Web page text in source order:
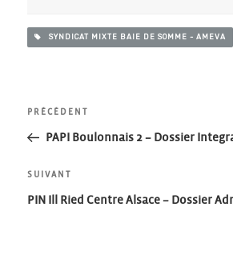
SYNDICAT MIXTE BAIE DE SOMME - AMEVA
Navigation
l’article
Article
précédent
PRÉCÉDENT
PAPI Boulonnais 2 – Dossier
Article
suivant
SUIVANT
PIN Ill Ried Centre Alsace – Dossier